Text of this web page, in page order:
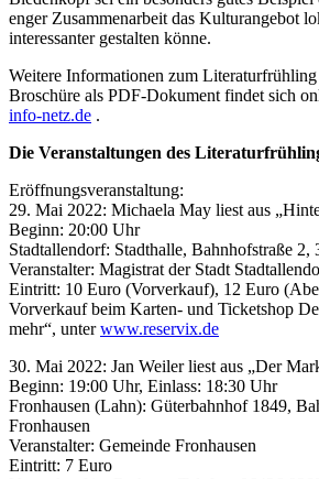
enger Zusammenarbeit das Kulturangebot
interessanter gestalten könne.
Weitere Informationen zum
Broschüre als PDF-Dokument findet sich
info-netz.de .
Die Veranstaltungen des
Eröffnungsveranstaltung:
29. Mai 2022: Michaela May liest aus
Beginn: 20:00 Uhr
Stadtallendorf: Stadthalle, Bahnhofstraße 2,
Veranstalter: Magistrat der Stadt
Eintritt: 10 Euro (Vorverkauf), 12 Euro
Vorverkauf beim Karten- und Ticketshop
mehr“, unterwww.reservix.de
30. Mai 2022: Jan Weiler liest aus „Der
Beginn: 19:00 Uhr, Einlass: 18:30 Uhr
Fronhausen (Lahn): Güterbahnhof 1849,
Fronhausen
Veranstalter: Gemeinde Fronhausen
Eintritt: 7 Euro